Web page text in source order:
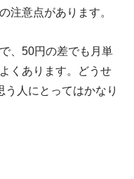
注意点があります。
、50円の差でも月単
くあります。どうせ
人にとってはかなり